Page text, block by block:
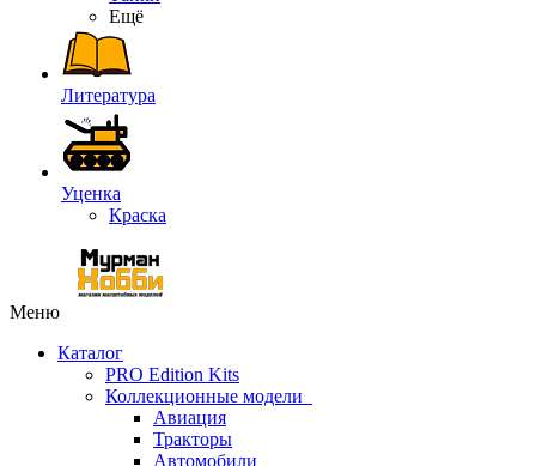
Ещё
Литература
Уценка
Краска
Меню
Каталог
PRO Edition Kits
Коллекционные модели
Авиация
Тракторы
Автомобили